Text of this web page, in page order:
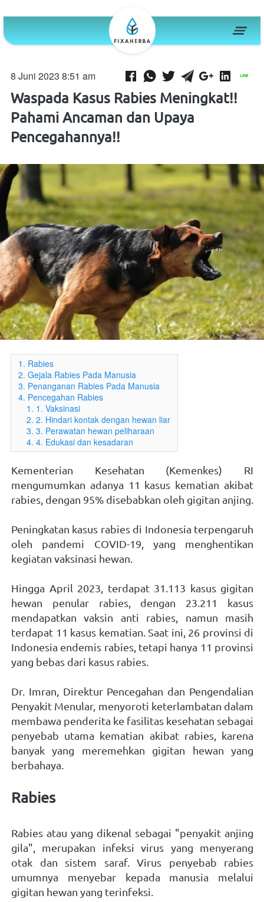
8 Juni 2023 8:51 am
Waspada Kasus Rabies Meningkat!!
Pahami Ancaman dan Upaya
Pencegahannya!!
1. Rabies
2. Gejala Rabies Pada Manusia
3. Penanganan Rabies Pada Manusia
4. Pencegahan Rabies
1. 1. Vaksinasi
2. 2. Hindari kontak dengan hewan liar
3. 3. Perawatan hewan peliharaan
4. 4. Edukasi dan kesadaran
Kementerian Kesehatan (Kemenkes) RI
mengumumkan adanya 11 kasus kematian akibat
Peningkatan kasus rabies di Indonesia terpengaruh
oleh pandemi COVID-19, yang menghentikan
kegiatan vaksinasi hewan.
Hingga April 2023, terdapat 31.113 kasus gigitan
hewan penular rabies, dengan 23.211 kasus
mendapatkan vaksin anti rabies, namun masih
terdapat 11 kasus kematian. Saat ini, 26 provinsi di
Indonesia endemis rabies, tetapi hanya 11 provinsi
yang bebas dari kasus rabies.
Dr. Imran, Direktur Pencegahan dan Pengendalian
Penyakit Menular, menyoroti keterlambatan dalam
membawa penderita ke fasilitas kesehatan sebagai
penyebab utama kematian akibat rabies, karena
banyak yang meremehkan gigitan hewan yang
berbahaya.
Rabies
Rabies atau yang dikenal sebagai "penyakit anjing
gila", merupakan infeksi virus yang menyerang
otak dan sistem saraf. Virus penyebab rabies
umumnya menyebar kepada manusia melalui
gigitan hewan yang terinfeksi.